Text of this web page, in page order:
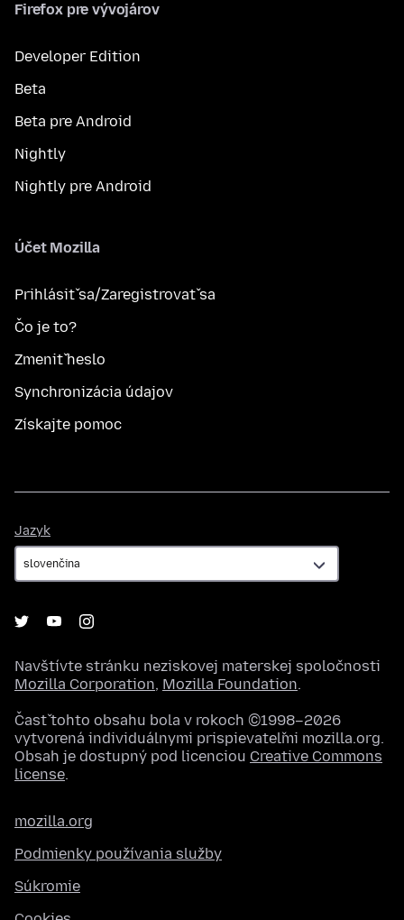
Firefox pre vývojárov
Developer Edition
Beta
Beta pre Android
Nightly
Nightly pre Android
Účet Mozilla
Prihlásiť sa/Zaregistrovať sa
Čo je to?
Zmeniť heslo
Synchronizácia údajov
Získajte pomoc
Jazyk
Navštívte stránku neziskovej materskej spoločnosti
Mozilla Corporation, Mozilla Foundation.
Časť tohto obsahu bola v rokoch ©1998–2026
vytvorená individuálnymi prispievateľmi mozilla.org.
Obsah je dostupný pod licenciou Creative Commons
license.
mozilla.org
Podmienky používania služby
Súkromie